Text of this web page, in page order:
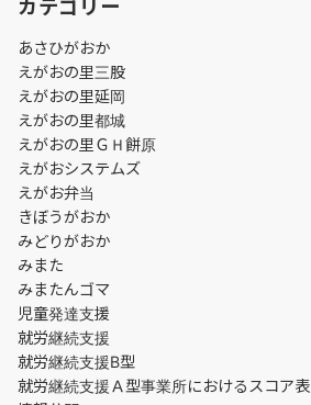
カテゴリー
あさひがおか
えがおの里三股
えがおの里延岡
えがおの里都城
えがおの里ＧＨ餅原
えがおシステムズ
えがお弁当
きぼうがおか
みどりがおか
みまた
みまたんゴマ
児童発達支援
就労継続支援
就労継続支援B型
就労継続支援Ａ型事業所におけるスコア表